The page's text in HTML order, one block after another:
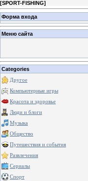
[SPORT-FISHING]
Форма входа
Меню сайта
Categories
Другое
Компьютерные игры
Красота и здоровье
Люди и блоги
Музыка
Общество
Путешествия и события
Развлечения
Сериалы
Спорт